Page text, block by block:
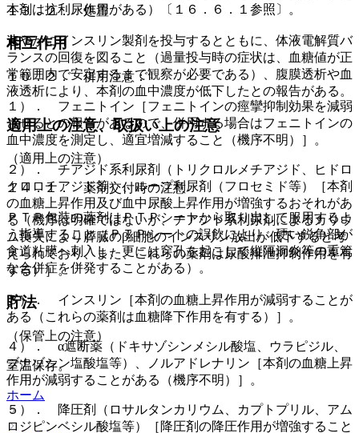
１３．２． 処置
速やかにインスリン製剤を投与するとともに、体液電解質バ
ランスの回復を図ること（過量投与時の症状は、血糖値が正
常範囲内で安定するまで観察が必要である）、腹膜透析や血
液透析により、本剤の血中濃度が低下したとの報告がある。
適用上の注意、取扱い上の注意
（適用上の注意）
１４．１． 薬剤交付時の注意
ＰＴＰ包装の薬剤はＰＴＰシートから取り出して服用するよ
う指導すること（ＰＴＰシートの誤飲により、硬い鋭角部が
食道粘膜へ刺入し、更には穿孔を起こして縦隔洞炎等の重篤
な合併症を併発することがある）。
貯法
（保管上の注意）
室温保存。
ホーム
本剤は抗利尿作用がある）〔１６．６．１参照〕。
相互作用
１０．２． 併用注意：
１）． フェニトイン［フェニトインの痙攣抑制効果を減弱
させるとの報告があるので、併用する場合はフェニトインの
血中濃度を測定し、適宜増減すること（機序不明）］。
２）． チアジド系利尿剤（トリクロルメチアジド、ヒドロ
クロロチアジド等）、ループ利尿剤（フロセミド等）［本剤
の血糖上昇作用及び血中尿酸上昇作用が増強するおそれがあ
る（機序は明確ではないが、チアジド系利尿剤によるカリウ
ム喪失により膵臓のβ細胞のインスリン放出が低下すると考
えられており、また、これらの薬剤は尿酸排泄抑制作用を有
する）］。
３）． インスリン［本剤の血糖上昇作用が減弱することが
ある（これらの薬剤は血糖降下作用を有する）］。
４）． α遮断薬（ドキサゾシンメシル酸塩、ウラピジル、
ブナゾシン塩酸塩等）、ノルアドレナリン［本剤の血糖上昇
作用が減弱することがある（機序不明）］。
５）． 降圧剤（ロサルタンカリウム、カプトプリル、アム
ロジピンベシル酸塩等）［降圧剤の降圧作用が増強すること